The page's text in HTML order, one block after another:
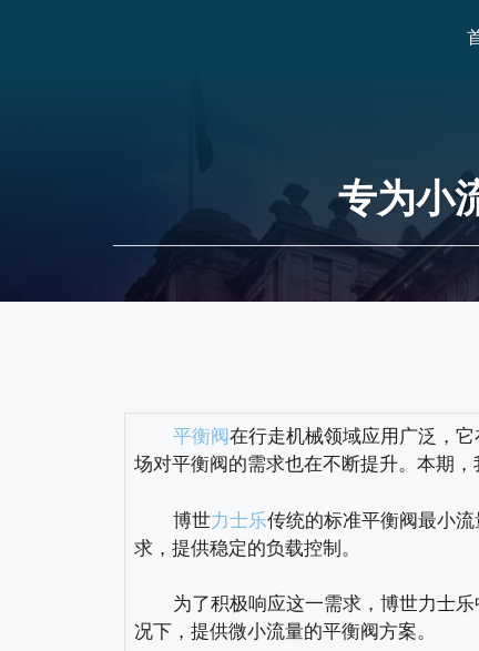
专为小
平衡阀在行走机械领域应用广泛，
场对平衡阀的需求也在不断提升。本期
博世力士乐传统的标准平衡阀最小
求，提供稳定的负载控制。
为了积极响应这一需求，博世力士乐
况下，提供微小流量的平衡阀方案。